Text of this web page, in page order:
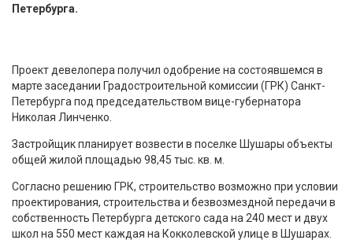
Петербурга.
Проект девелопера получил одобрение на состоявшемся в
марте заседании Градостроительной комиссии (ГРК) Санкт-
Петербурга под председательством вице-губернатора
Николая Линченко.
Застройщик планирует возвести в поселке Шушары объекты
общей жилой площадью 98,45 тыс. кв. м.
Согласно решению ГРК, строительство возможно при условии
проектирования, строительства и безвозмездной передачи в
собственность Петербурга детского сада на 240 мест и двух
школ на 550 мест каждая на Кокколевской улице в Шушарах.